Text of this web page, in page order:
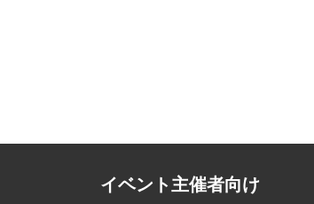
イベント主催者向け